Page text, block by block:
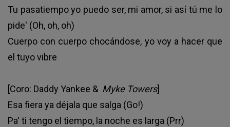
Tu pasatiempo yo puedo ser, mi amor, si así tú me lo
pide' (Oh, oh, oh)
Cuerpo con cuerpo chocándose, yo voy a hacer que
el tuyo vibre
[Coro: Daddy Yankee & Myke Towers]
Esa fiera ya déjala que salga (Go!)
Pa' ti tengo el tiempo, la noche es larga (Prr)